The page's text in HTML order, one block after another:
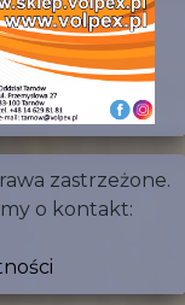
zastrzeżone.
o kontakt: